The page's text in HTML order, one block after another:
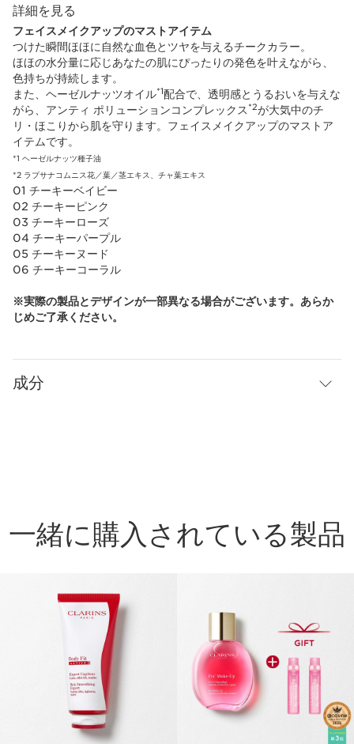
詳細を見る
フェイスメイクアップのマストアイテム
つけた瞬間ほほに自然な血色とツヤを与えるチークカラー。
ほほの水分量に応じあなたの肌にぴったりの発色を叶えながら、
色持ちが持続します。
また、ヘーゼルナッツオイル*1配合で、透明感とうるおいを与えな
がら、アンティ ポリューションコンプレックス *2が大気中のチ
リ・ほこりから肌を守ります。フェイスメイクアップのマストア
イテムです。
*1 ヘーゼルナッツ種子油
*2 ラプサナコムニス花／葉／茎エキス、チャ葉エキス
01 チーキーベイビー
02 チーキーピンク
03 チーキーローズ
04 チーキーパープル
05 チーキーヌード
06 チーキーコーラル
※実際の製品とデザインが一部異なる場合がございます。あらか
じめご了承ください。
成分
一緒に購入されている製品
コンテンツへ移動